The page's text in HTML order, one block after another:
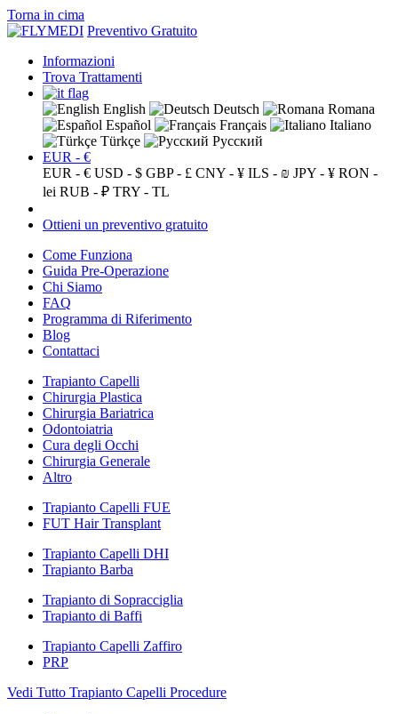
Torna in cima
Preventivo Gratuito
Informazioni
Trova Trattamenti
English Deutsch
Romana
Español
Français
Italiano
Türkçe
Русский
EUR - €
EUR - € USD - $ GBP - £ CNY - ¥ ILS - ₪ JPY - ¥ RON -
lei RUB - ₽ TRY - TL
Ottieni un preventivo gratuito
Come Funziona
Guida Pre-Operazione
Chi Siamo
FAQ
Programma di Riferimento
Blog
Contattaci
Trapianto Capelli
Chirurgia Plastica
Chirurgia Bariatrica
Odontoiatria
Cura degli Occhi
Chirurgia Generale
Altro
Trapianto Capelli FUE
FUT Hair Transplant
Trapianto Capelli DHI
Trapianto Barba
Trapianto di Sopracciglia
Trapianto di Baffi
Trapianto Capelli Zaffiro
PRP
Vedi Tutto Trapianto Capelli Procedure